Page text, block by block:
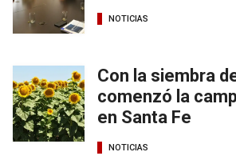
NOTICIAS
Con la siembra
comenzó la
en Santa Fe
NOTICIAS